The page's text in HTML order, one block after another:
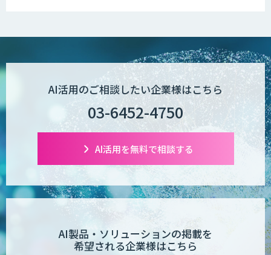
AI活用のご相談したい企業様はこちら
03-6452-4750
AI活用を無料で相談する
AI製品・ソリューションの掲載を
希望される企業様はこちら